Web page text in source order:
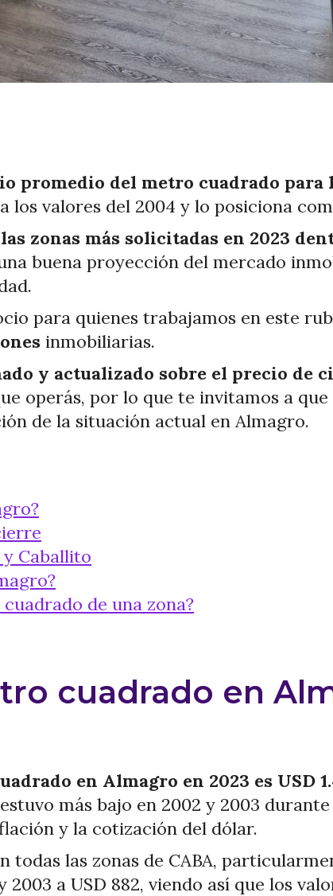
promedio del metro cuadrado para
los valores del 2004 y lo posiciona
zonas más solicitadas en 2023
buena proyección del mercado
para quienes trabajamos en este
inmobiliarias.
y actualizado sobre el precio de
operás, por lo que te invitamos a
de la situación actual en Almagro.
Caballito
de una zona?
cuadrado en
en Almagro en 2023 es USD
más bajo en 2002 y 2003
y la cotización del dólar.
todas las zonas de CABA,
a USD 882, viendo así que los